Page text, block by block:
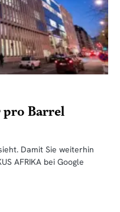
pro Barrel
Damit Sie weiterhin
AFRIKA bei Google